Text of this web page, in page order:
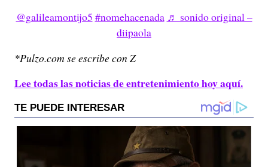
@galileamontijo5 #nomehacenada ♬ sonido original –
diipaola
*Pulzo.com se escribe con Z
Lee todas las noticias de entretenimiento hoy aquí.